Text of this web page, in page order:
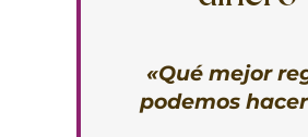
«Qué mejor
podemos